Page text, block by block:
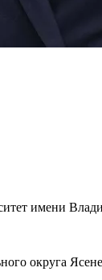
имени
округа